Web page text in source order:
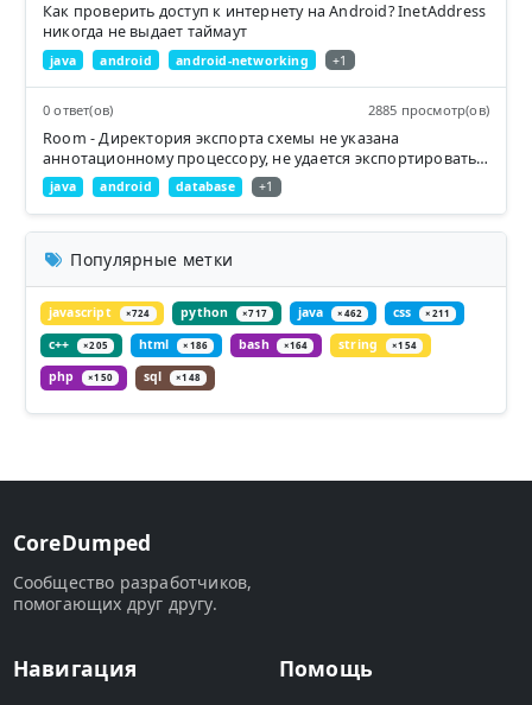
Как проверить доступ к интернету на Android? InetAddress
никогда не выдает таймаут
java android android-networking +1
0 ответ(ов) 2885 просмотр(ов)
Room - Директория экспорта схемы не указана
аннотационному процессору, не удается экспортировать
схему
java android database +1
Популярные метки
javascript ×724 python ×717 java ×462 css ×211
c++ ×205 html ×186 bash ×164 string ×154
php ×150 sql ×148
CoreDumped
Сообщество разработчиков,
помогающих друг другу.
Навигация Помощь